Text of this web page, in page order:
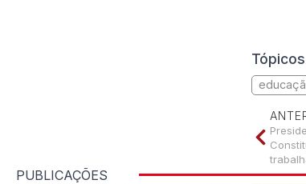
PUBLICAÇÕES